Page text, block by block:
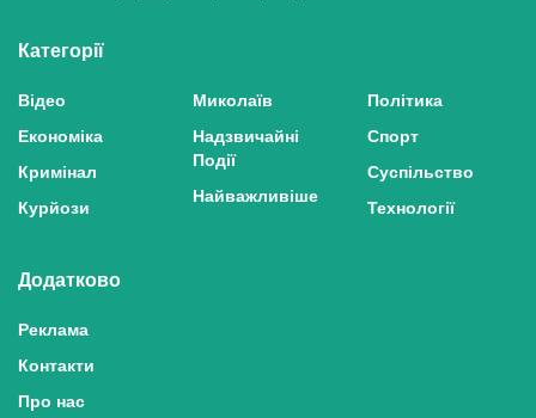
Категорії
Відео
Економіка
Кримінал
Курйози
Миколаїв
Надзвичайні
Події
Найважливіше
Політика
Спорт
Суспільство
Технології
Додатково
Реклама
Контакти
Про нас